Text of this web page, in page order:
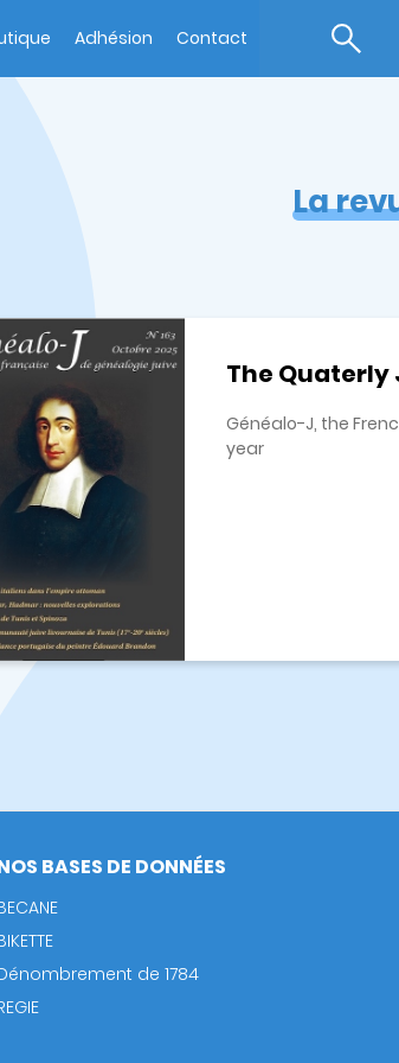
Adhésion Contact
La
The Quaterly
Généalo-J, the
year
BASES DE DONNÉES
de 1784